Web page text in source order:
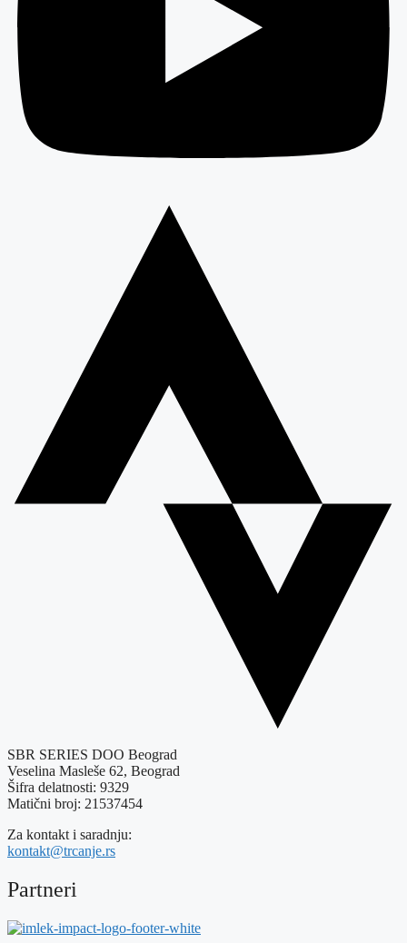
SBR SERIES DOO Beograd
Veselina Masleše 62, Beograd
Šifra delatnosti: 9329
Matični broj: 21537454
Za kontakt i saradnju:
kontakt@trcanje.rs
Partneri